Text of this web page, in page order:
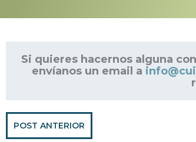
Si quieres hacernos alguna
envíanos un email a
POST ANTERIOR